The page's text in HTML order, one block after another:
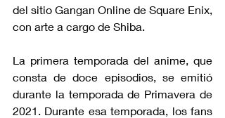
del sitio Gangan Online de Square Enix,
con arte a cargo de Shiba.
La primera temporada del anime, que
consta de doce episodios, se emitió
durante la temporada de Primavera de
2021. Durante esa temporada, los fans